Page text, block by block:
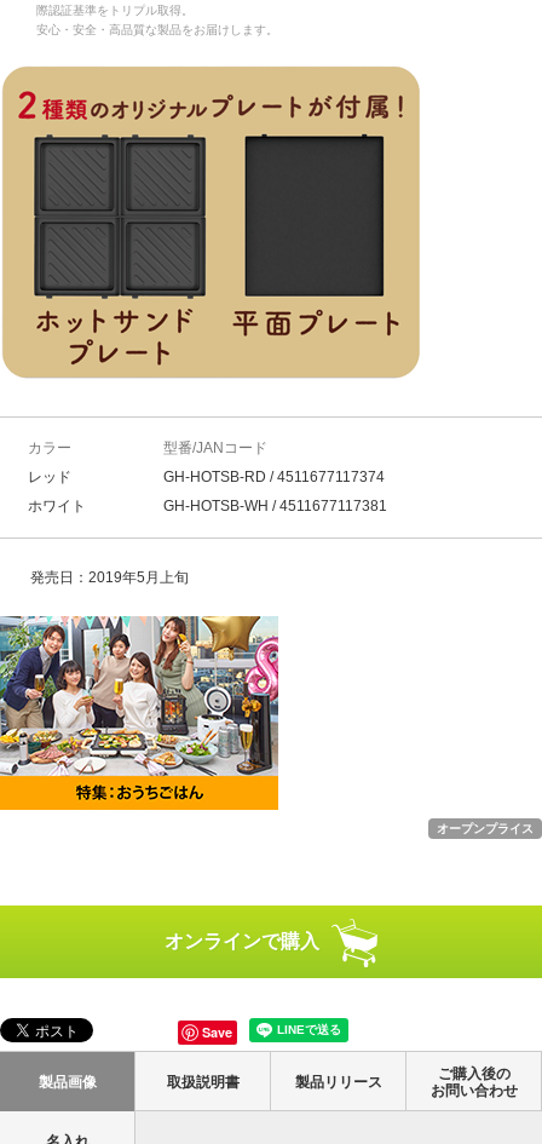
際認証基準をトリプル取得。
安心・安全・高品質な製品をお届けします。
カラー
型番/JANコード
レッド
GH-HOTSB-RD / 4511677117374
ホワイト
GH-HOTSB-WH / 4511677117381
発売日：2019年5月上旬
オープンプライス
オンラインで購入
Save
製品画像 取扱説明書 製品リリース
ご購入後の
お問い合わせ